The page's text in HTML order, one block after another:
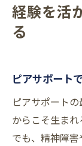
経験を活
る
ピアサポート
ピアサポート
からこそ生ま
でも、精神障